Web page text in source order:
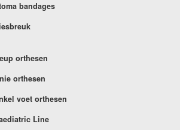
bandages
orthesen
orthesen
voet orthesen
Line